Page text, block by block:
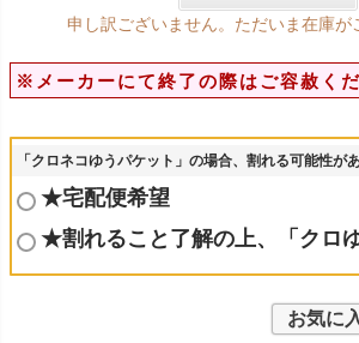
申し訳ございません。ただいま在庫が
※メーカーにて終了の際はご容赦くだ
「クロネコゆうパケット」の場合、割れる可能性が
★宅配便希望
★割れること了解の上、「クロ
お気に